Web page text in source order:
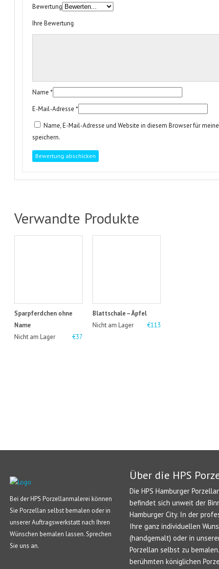
Bewertung
Ihre Bewertung
Name *
E-Mail-Adresse *
Name, E-Mail-Adresse und Website in diesem Browser für
speichern.
Verwandte Produkte
Sparpferdchen ohne
Name
€37
Nicht am Lager
Blattschale – Äpfel
€113
Nicht am Lager
Bei der HPS Porzellanmalerei können
Sie Porzellan selbst bemalen oder in
unserer Auftragswerkstatt nach Ihren
Wünschen bemalen lassen. Sprechen
Sie uns an.
Über die HPS
Die HPS Hamburger
befindet sich unweit der
Hamburger City. In der
Ihre ganz individuellen
(handgemalt) oder in
Porzellan selbst zu
berühmten königlichen